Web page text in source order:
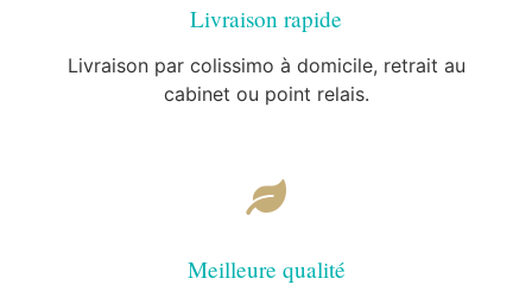
Livraison rapide
Livraison par colissimo à domicile, retrait au
cabinet ou point relais.
Meilleure qualité